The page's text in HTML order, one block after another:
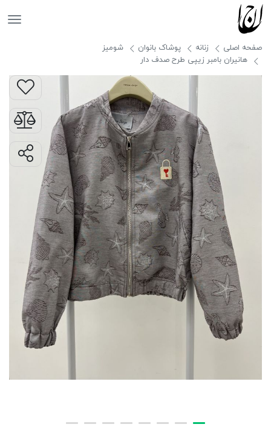
صفحه اصلی زنانه پوشاک بانوان
شومیز
هانیران بامبر زیپی طرح صدف دار